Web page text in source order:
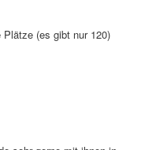
(es gibt nur 120)